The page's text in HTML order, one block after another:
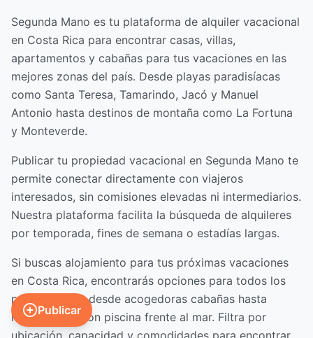
Segunda Mano es tu plataforma de alquiler vacacional
en Costa Rica para encontrar casas, villas,
apartamentos y cabañas para tus vacaciones en las
mejores zonas del país. Desde playas paradisíacas
como Santa Teresa, Tamarindo, Jacó y Manuel
Antonio hasta destinos de montaña como La Fortuna
y Monteverde.
Publicar tu propiedad vacacional en Segunda Mano te
permite conectar directamente con viajeros
interesados, sin comisiones elevadas ni intermediarios.
Nuestra plataforma facilita la búsqueda de alquileres
por temporada, fines de semana o estadías largas.
Si buscas alojamiento para tus próximas vacaciones
en Costa Rica, encontrarás opciones para todos los
presupuestos: desde acogedoras cabañas hasta
lujosas villas con piscina frente al mar. Filtra por
ubicación, capacidad y comodidades para encontrar
Publicar